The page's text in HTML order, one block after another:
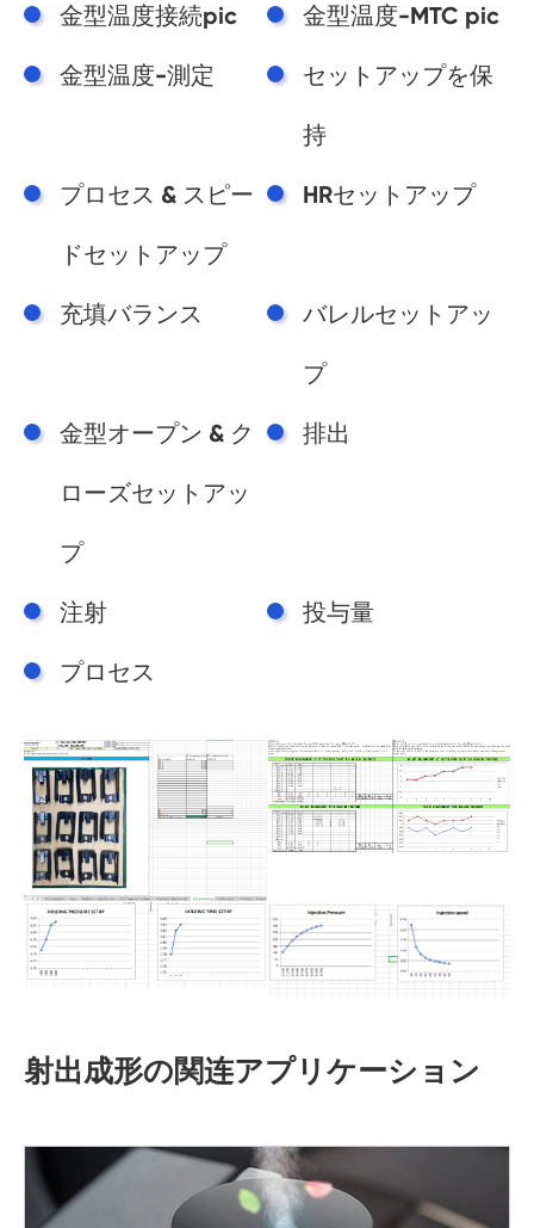
金型温度接続pic 金型温度-MTC pic
金型温度-測定 セットアップを保
持
プロセス & スピー
ドセットアップ
HRセットアップ
充填バランス バレルセットアッ
プ
金型オープン & ク
ローズセットアッ
プ
排出
注射 投与量
プロセス
射出成形の関连アプリケーション